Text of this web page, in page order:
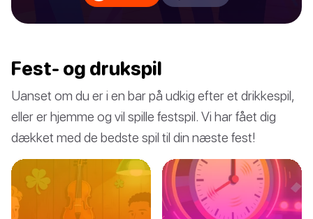
Fest- og drukspil
Uanset om du er i en bar på udkig efter et drikkespil,
eller er hjemme og vil spille festspil. Vi har fået dig
dækket med de bedste spil til din næste fest!